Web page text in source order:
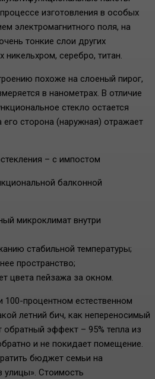
изготовления в особых
электромагнитного поля, на
тонкие слои других
никельхром, серебро, титан.
похоже на слоеный пирог,
в нанометрах. В отличие
стекло остается
сторона (наружная) отражает
– с импостом
балконной
микроклимат внутри
стабильной температуры;
пространство;
цвета пейзажа за окном.
100-процентном естественном
летний бич, как непереносимый
эффект – 95% тепла из
и не покидает помещение.
бюджет семьи на
улицы». Стоимость